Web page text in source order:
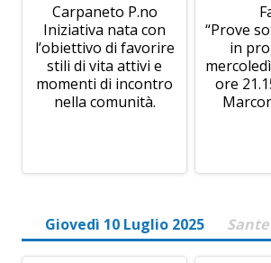
Carpaneto P.no
Iniziativa nata con
l’obiettivo di favorire
stili di vita attivi e
momenti di incontro
nella comunità.
“Prove
in
ore
Giovedì 10 Luglio 2025